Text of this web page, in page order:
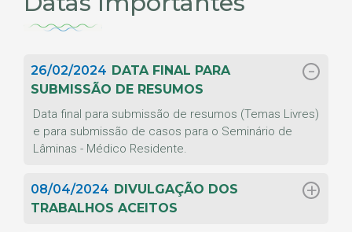
26/02/2024 DATA FINAL PARA
SUBMISSÃO DE RESUMOS
Data final para submissão de resumos (Temas Livres)
e para submissão de casos para o Seminário de
Lâminas - Médico Residente.
08/04/2024 DIVULGAÇÃO DOS
TRABALHOS ACEITOS